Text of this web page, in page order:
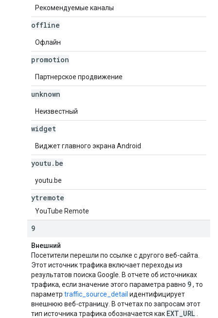
Рекомендуемые каналы
offline
Офлайн
promotion
Партнерское продвижение
unknown
Неизвестный
widget
Виджет главного экрана Android
youtu . be
youtu.be
ytremote
YouTube Remote
9
Внешний
Посетители перешли по ссылке с другого веб-сайта.
Этот источник трафика включает переходы из
результатов поиска Google. В отчете об источниках
трафика, если значение этого параметра равно 9, то
параметр traffic_source_detail идентифицирует
внешнюю веб-страницу. В отчетах по запросам этот
тип источника трафика обозначается как EXT URL